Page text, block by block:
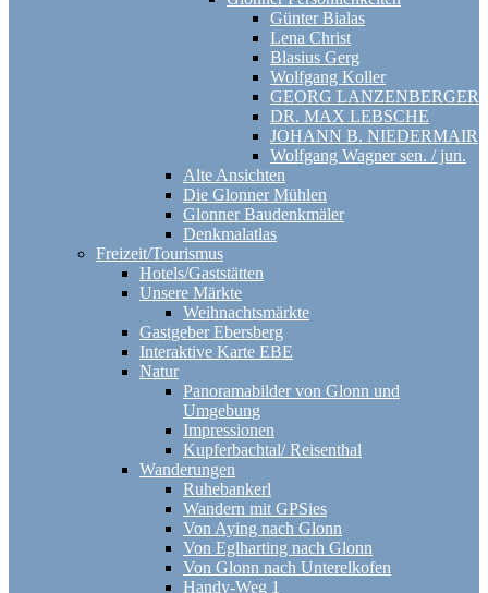
Günter Bialas
Lena Christ
Blasius Gerg
Wolfgang Koller
GEORG LANZENBERGER
DR. MAX LEBSCHE
JOHANN B. NIEDERMAIR
Wolfgang Wagner sen. / jun.
Alte Ansichten
Die Glonner Mühlen
Glonner Baudenkmäler
Denkmalatlas
Freizeit/Tourismus
Hotels/Gaststätten
Unsere Märkte
Weihnachtsmärkte
Gastgeber Ebersberg
Interaktive Karte EBE
Natur
Panoramabilder von Glonn und
Umgebung
Impressionen
Kupferbachtal/ Reisenthal
Wanderungen
Ruhebankerl
Wandern mit GPSies
Von Aying nach Glonn
Von Eglharting nach Glonn
Von Glonn nach Unterelkofen
Handy-Weg 1